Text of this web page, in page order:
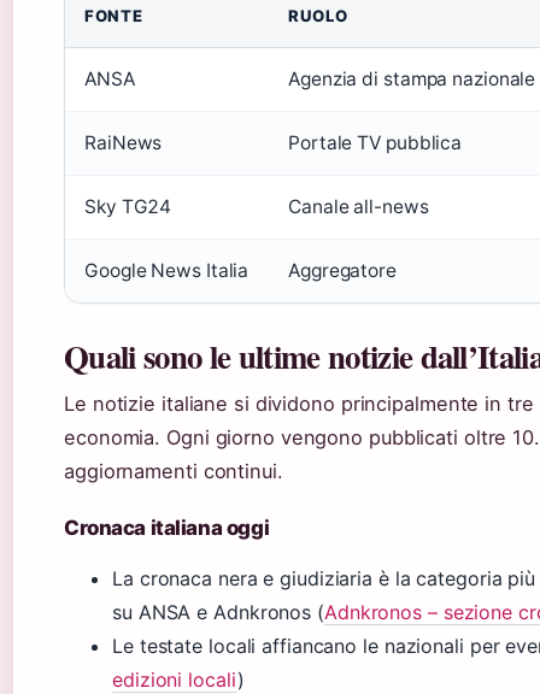
FONTE RUOLO
ANSA Agenzia di stampa nazionale
RaiNews Portale TV pubblica
Sky TG24 Canale all-news
Google News Italia Aggregatore
Quali sono le ultime notizie
Le notizie italiane si dividono principalmente in
economia. Ogni giorno vengono pubblicati oltre
aggiornamenti continui.
Cronaca italiana oggi
La cronaca nera e giudiziaria è la categoria
su ANSA e Adnkronos (Adnkronos – sezione
Le testate locali affiancano le nazionali per
edizioni locali)